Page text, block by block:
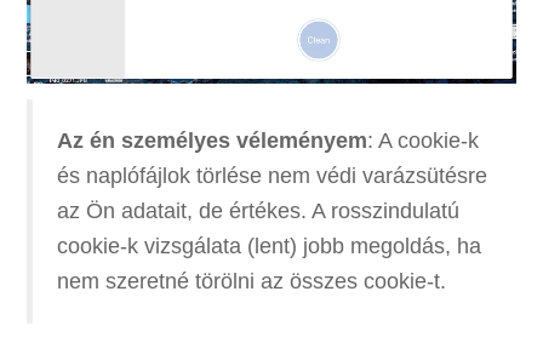
Az én személyes véleményem: A cookie-k
és naplófájlok törlése nem védi varázsütésre
az Ön adatait, de értékes. A rosszindulatú
cookie-k vizsgálata (lent) jobb megoldás, ha
nem szeretné törölni az összes cookie-t.